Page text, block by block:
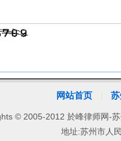
网站首页
© 2005-2012 於峰律师网-
地址:苏州市人